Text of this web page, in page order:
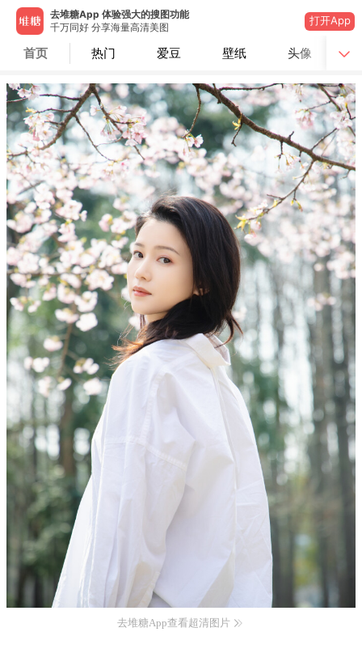
去堆糖App 体验强大的搜图功能
千万同好 分享海量高清美图
打开App
首页 热门 爱豆 壁纸 头像
去堆糖App查看超清图片